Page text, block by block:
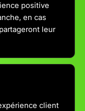
positive
en cas
leur
client